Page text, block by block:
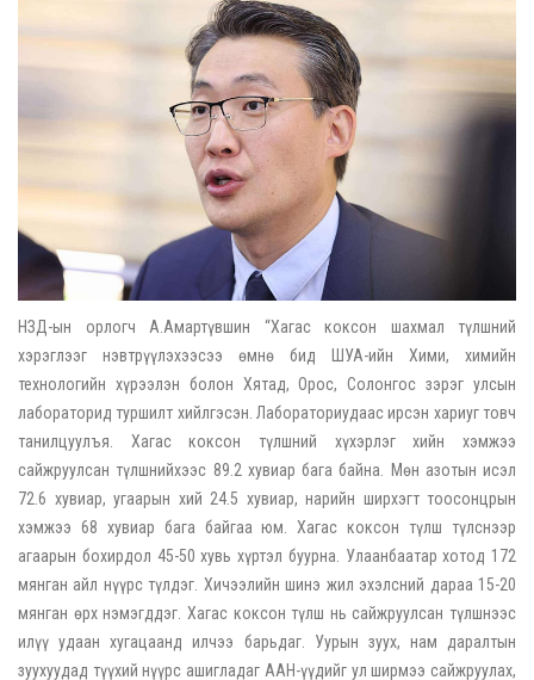
НЗД-ын орлогч А.Амартүвшин “Хагас коксон шахмал түлшний
хэрэглээг нэвтрүүлэхээсээ өмнө бид ШУА-ийн Хими, химийн
технологийн хүрээлэн болон Хятад, Орос, Солонгос зэрэг улсын
лабораторид туршилт хийлгэсэн. Лабораториудаас ирсэн хариуг товч
танилцуулъя. Хагас коксон түлшний хүхэрлэг хийн хэмжээ
сайжруулсан түлшнийхээс 89.2 хувиар бага байна. Мөн азотын исэл
72.6 хувиар, угаарын хий 24.5 хувиар, нарийн ширхэгт тоосонцрын
хэмжээ 68 хувиар бага байгаа юм. Хагас коксон түлш түлснээр
агаарын бохирдол 45-50 хувь хүртэл буурна. Улаанбаатар хотод 172
мянган айл нүүрс түлдэг. Хичээлийн шинэ жил эхэлсний дараа 15-20
мянган өрх нэмэгддэг. Хагас коксон түлш нь сайжруулсан түлшнээс
илүү удаан хугацаанд илчээ барьдаг. Уурын зуух, нам даралтын
зуухуудад түүхий нүүрс ашигладаг ААН-үүдийг ул ширмээ сайжруулах,